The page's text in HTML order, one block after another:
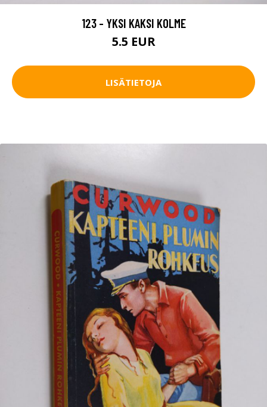
123 - YKSI KAKSI KOLME
5.5 EUR
LISÄTIETOJA